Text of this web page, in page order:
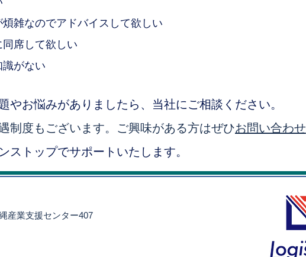
雑なのでアドバイスして欲しい
席して欲しい
がない
やお悩みがありましたら、当社にご相談ください。
制度もございます。ご興味がある方はぜひお問い合わせ
ストップでサポートいたします。
産業支援センター407